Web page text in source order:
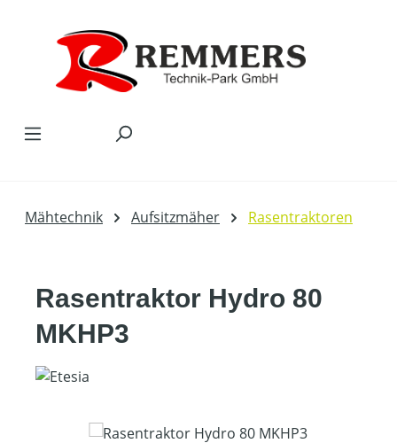
Mähtechnik Aufsitzmäher Rasentraktoren
Rasentraktor Hydro 80
MKHP3
Bildergalerie überspringen